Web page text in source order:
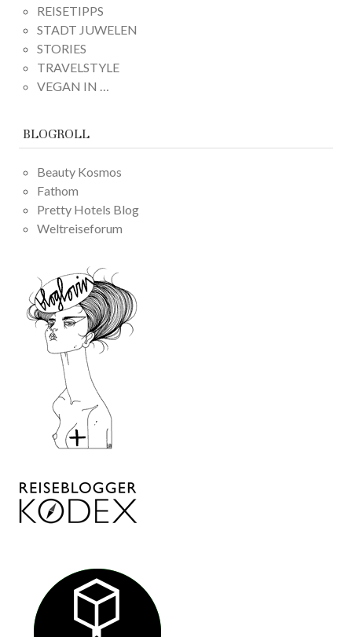
REISETIPPS
STADT JUWELEN
STORIES
TRAVELSTYLE
VEGAN IN …
BLOGROLL
Beauty Kosmos
Fathom
Pretty Hotels Blog
Weltreiseforum